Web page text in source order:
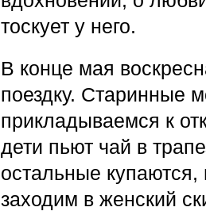
тоскует у него.
В конце мая
поездку. Старинные
прикладываемся к
дети пьют чай в
остальные
заходим в женский